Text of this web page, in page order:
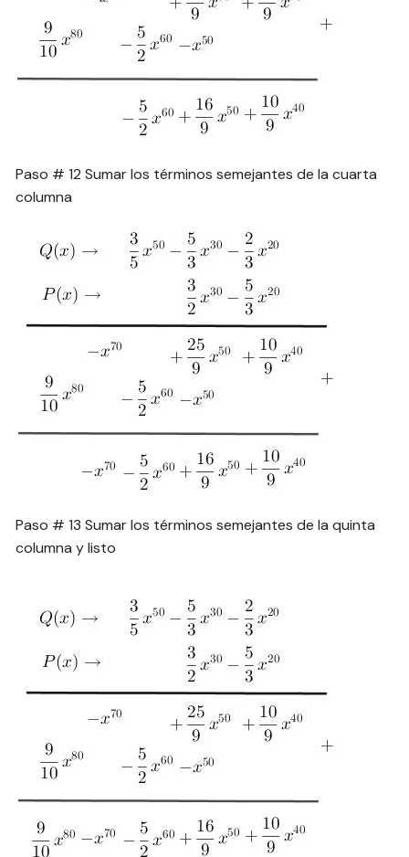
Paso # 12 Sumar los términos semejantes de la cuarta
columna
Paso # 13 Sumar los términos semejantes de la quinta
columna y listo